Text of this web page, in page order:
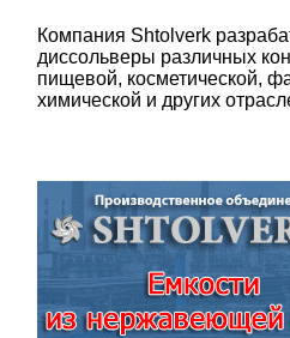
Компания Shtolverk
диссольверы различных
пищевой, косметической,
химической и других